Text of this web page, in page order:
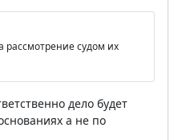
рассмотрение судом их
дело будет
а не по